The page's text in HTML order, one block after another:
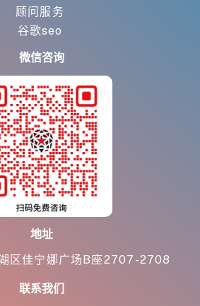
顾问服务
谷歌seo
微信咨询
地址
区佳宁娜广场B座2707-2708
联系我们